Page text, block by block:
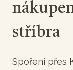
stříbra
Spoření přes